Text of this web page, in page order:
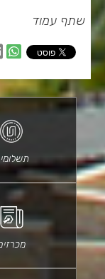
שתף עמוד